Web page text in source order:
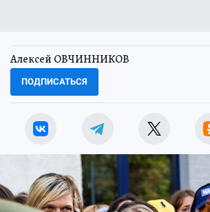
Алексей ОВЧИННИКОВ
ПОДПИСАТЬСЯ